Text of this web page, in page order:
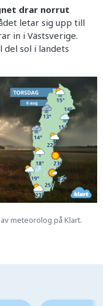
drar norrut
letar sig upp till
in i Västsverige.
sol i landets
meteorolog på Klart.